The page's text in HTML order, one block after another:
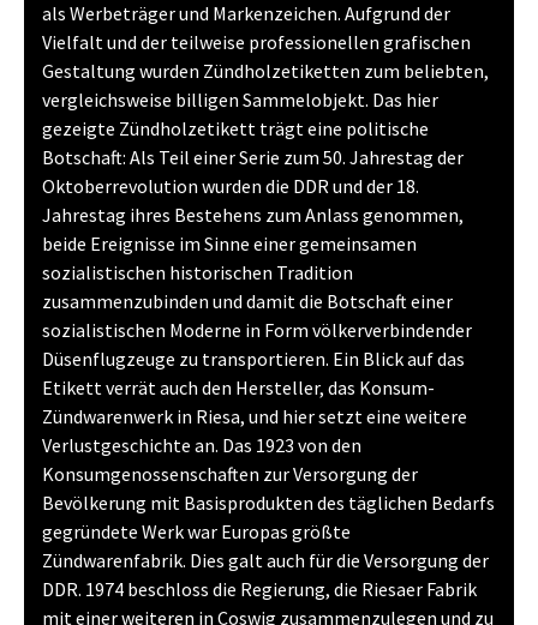
als Werbeträger und Markenzeichen. Aufgrund der
Vielfalt und der teilweise professionellen grafischen
Gestaltung wurden Zündholzetiketten zum beliebten,
vergleichsweise billigen Sammelobjekt. Das hier
gezeigte Zündholzetikett trägt eine politische
Botschaft: Als Teil einer Serie zum 50. Jahrestag der
Oktoberrevolution wurden die DDR und der 18.
Jahrestag ihres Bestehens zum Anlass genommen,
beide Ereignisse im Sinne einer gemeinsamen
sozialistischen historischen Tradition
zusammenzubinden und damit die Botschaft einer
sozialistischen Moderne in Form völkerverbindender
Düsenflugzeuge zu transportieren. Ein Blick auf das
Etikett verrät auch den Hersteller, das Konsum-
Zündwarenwerk in Riesa, und hier setzt eine weitere
Verlustgeschichte an. Das 1923 von den
Konsumgenossenschaften zur Versorgung der
Bevölkerung mit Basisprodukten des täglichen Bedarfs
gegründete Werk war Europas größte
Zündwarenfabrik. Dies galt auch für die Versorgung der
DDR. 1974 beschloss die Regierung, die Riesaer Fabrik
mit einer weiteren in Coswig zusammenzulegen und zu